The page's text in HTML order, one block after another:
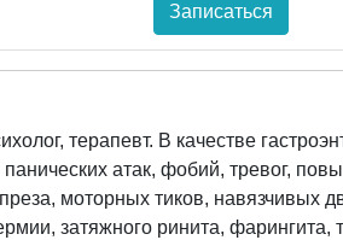
Записаться
терапевт. В качестве
атак, фобий, тревог,
моторных тиков, навязчивых
затяжного ринита, фарингита,